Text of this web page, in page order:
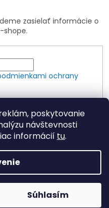
poskytovanie
návštevnosti
informácií tu.
Súhlasím
zasielať informácie o
shope.
ochrany
práva vyhradené.Upraviť